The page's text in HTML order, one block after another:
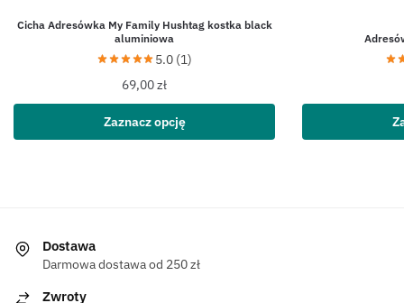
Cicha Adresówka My Family Hushtag kostka black
aluminiowa
5.0 (1)
69,00zł
Zaznacz opcję
Dostawa
Darmowa dostawa od 250 zł
Zwroty